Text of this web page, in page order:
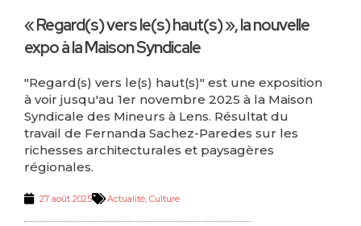
« Regard(s) vers le(s) haut(s) », la nouvelle
expo à la Maison Syndicale
"Regard(s) vers le(s) haut(s)" est une exposition
à voir jusqu'au 1er novembre 2025 à la Maison
Syndicale des Mineurs à Lens. Résultat du
travail de Fernanda Sachez-Paredes sur les
richesses architecturales et paysagères
régionales.
27 août 2025 Actualité, Culture